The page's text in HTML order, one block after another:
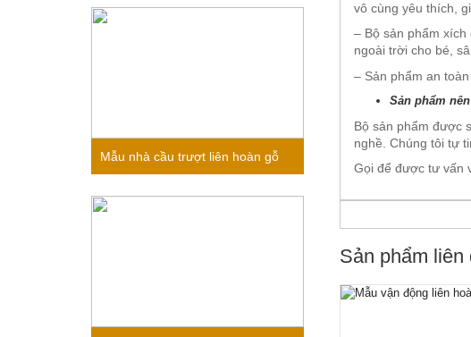
vô cùng yêu thích,
– Bộ sản phẩm
ngoài trời cho bé,
– Sản phẩm an
Sản phẩm
Bộ sản phẩm được
nghề. Chúng tôi tự
Gọi để được tư vấn
Sản phẩm liên
Mẫu nhà cầu trượt liên hoàn gỗ